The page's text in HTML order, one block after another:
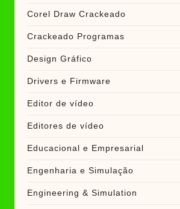
Corel Draw Crackeado
Crackeado Programas
Design Gráfico
Drivers e Firmware
Editor de vídeo
Editores de vídeo
Educacional e Empresarial
Engenharia e Simulação
Engineering & Simulation